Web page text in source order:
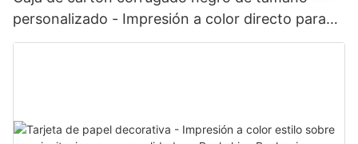
personalizado - Impresión a color directo para
envíos de comercio electrónico de marca -